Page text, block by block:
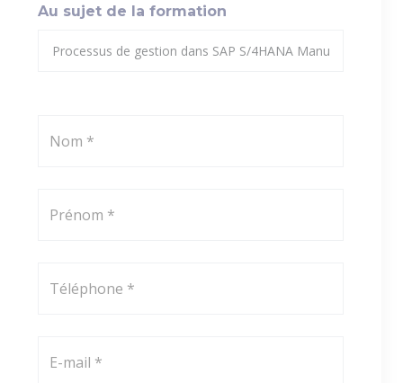
Au sujet de la formation
Nom *
Prénom *
Téléphone *
E-mail *